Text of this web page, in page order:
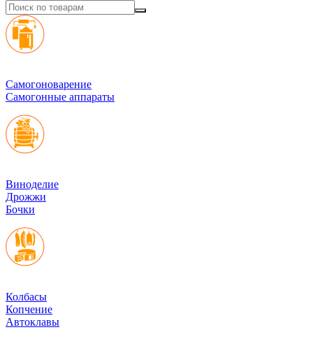
Cамогоноварение
Самогонные аппараты
Виноделие
Дрожжи
Бочки
Колбасы
Копчение
Автоклавы